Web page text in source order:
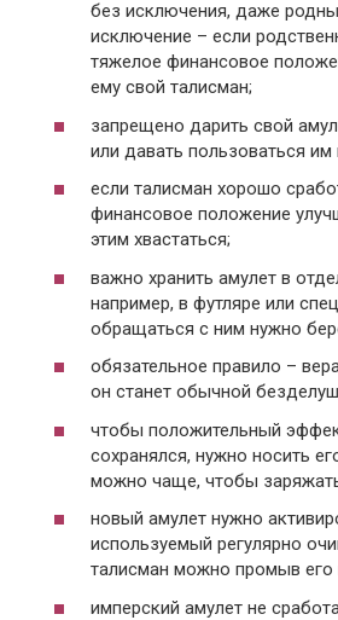
без исключения, даже
исключение – если
тяжелое финансовое
ему свой талисман;
запрещено дарить свой
или давать пользоваться им
если талисман хорошо
финансовое положение
этим хвастаться;
важно хранить амулет в
например, в футляре или
обращаться с ним нужно
обязательное правило –
он станет обычной
чтобы положительный
сохранялся, нужно носить
можно чаще, чтобы
новый амулет нужно
используемый регулярно
талисман можно промыв его
имперский амулет не